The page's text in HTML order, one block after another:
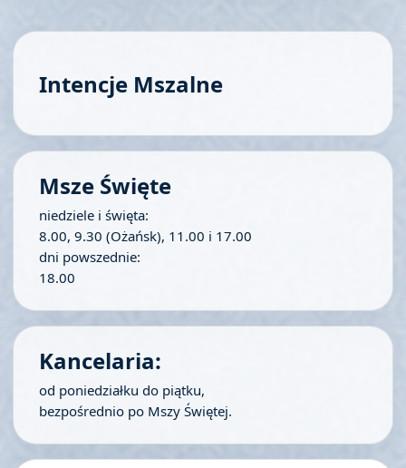
Intencje Mszalne
Msze Święte
niedziele i święta:
8.00, 9.30 (Ożańsk), 11.00 i 17.00
dni powszednie:
18.00
Kancelaria:
od poniedziałku do piątku,
bezpośrednio po Mszy Świętej.